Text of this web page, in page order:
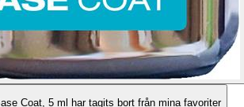
Coat, 5 ml har tagits bort från mina favoriter